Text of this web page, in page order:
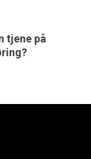
tjene på